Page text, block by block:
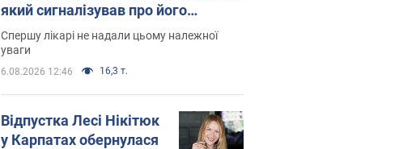
який сигналізував про його
"агресивний" рак
Спершу лікарі не надали цьому належної
уваги
6.08.2026 12:46 16,3 т.
Відпустка Лесі Нікітюк
у Карпатах обернулася